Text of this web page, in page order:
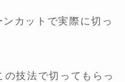
カットで実際に切っ
技法で切ってもらっ